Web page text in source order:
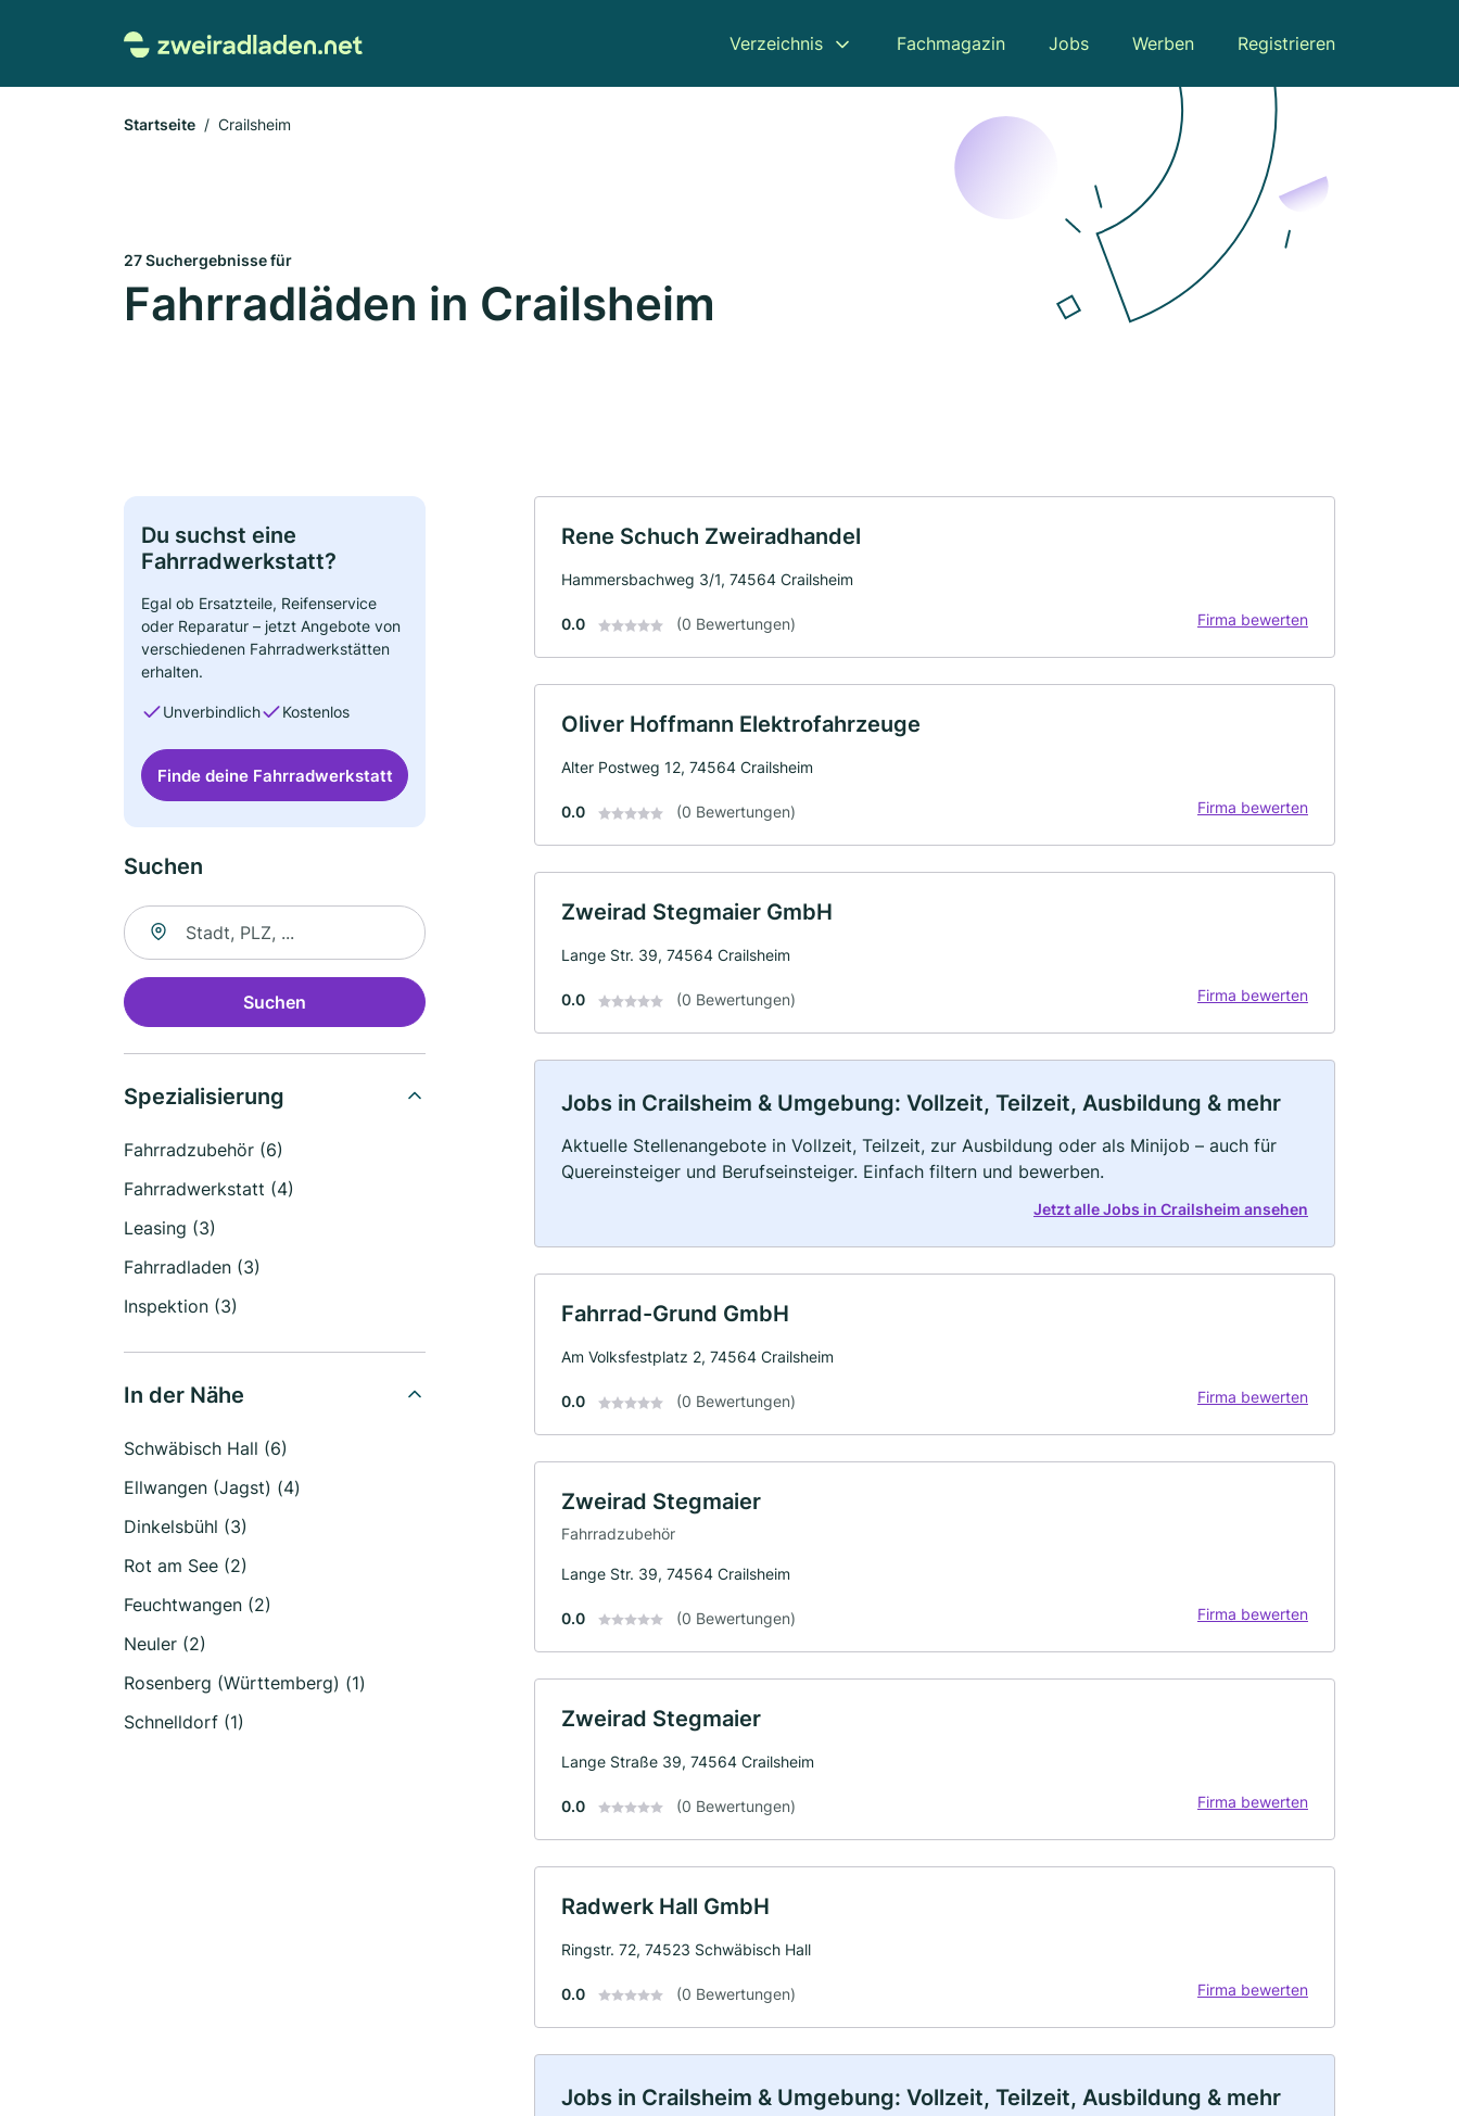
Verzeichnis Fachmagazin Jobs Werben Registrieren
Startseite Crailsheim
27 Suchergebnisse für
Fahrradläden in Crailsheim
Du suchst eine
Fahrradwerkstatt?
Egal ob Ersatzteile, Reifenservice
oder Reparatur – jetzt Angebote von
verschiedenen Fahrradwerkstätten
erhalten.
Unverbindlich Kostenlos
Finde deine Fahrradwerkstatt
Suchen
Suche nach Ort
Suchen
Spezialisierung
Fahrradzubehör (6)
Fahrradwerkstatt (4)
Leasing (3)
Fahrradladen (3)
Inspektion (3)
In der Nähe
Schwäbisch Hall (6)
Ellwangen (Jagst) (4)
Dinkelsbühl (3)
Rot am See (2)
Feuchtwangen (2)
Neuler (2)
Rosenberg (Württemberg) (1)
Schnelldorf (1)
Rene Schuch Zweiradhandel
Hammersbachweg 3/1, 74564 Crailsheim
0.0 (0 Bewertungen) Firma bewerten
Oliver Hoffmann Elektrofahrzeuge
Alter Postweg 12, 74564 Crailsheim
0.0 (0 Bewertungen) Firma bewerten
Zweirad Stegmaier GmbH
Lange Str. 39, 74564 Crailsheim
0.0 (0 Bewertungen) Firma bewerten
Jobs in Crailsheim & Umgebung: Vollzeit, Teilzeit, Ausbildung & mehr
Aktuelle Stellenangebote in Vollzeit, Teilzeit, zur Ausbildung oder als Minijob – auch für
Quereinsteiger und Berufseinsteiger. Einfach filtern und bewerben.
Jetzt alle Jobs in Crailsheim ansehen
Fahrrad-Grund GmbH
Am Volksfestplatz 2, 74564 Crailsheim
0.0 (0 Bewertungen) Firma bewerten
Zweirad Stegmaier
Fahrradzubehör
Lange Str. 39, 74564 Crailsheim
0.0 (0 Bewertungen) Firma bewerten
Zweirad Stegmaier
Lange Straße 39, 74564 Crailsheim
0.0 (0 Bewertungen) Firma bewerten
Radwerk Hall GmbH
Ringstr. 72, 74523 Schwäbisch Hall
0.0 (0 Bewertungen) Firma bewerten
Jobs in Crailsheim & Umgebung: Vollzeit, Teilzeit, Ausbildung & mehr